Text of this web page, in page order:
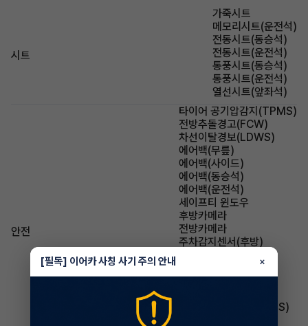
시트
가죽시트
메모리시트(운전석)
전동시트(동승석)
전동시트(운전석)
통풍시트(동승석)
통풍시트(운전석)
열선시트(앞좌석)
안전
타이어 공기압감지(TPMS)
전방추돌경고(FCW)
차선이탈경보(LDWS)
에어백(무릎)
에어백(사이드)
에어백(동승석)
에어백(운전석)
세이프티 윈도우
후방카메라
전방카메라
주차감지센서(후방)
차선유지지원(LKAS)
어라운드뷰(AVM)
브레이크 잠김 방지(ABS)
[필독] 이어카 사칭 사기 주의 안내 ×